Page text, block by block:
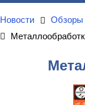
Новости
Обзоры